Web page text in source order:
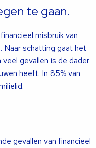
te gaan.
misbruik van
Naar schatting gaat het
gevallen is de dader
heeft. In 85% van
gevallen van financieel